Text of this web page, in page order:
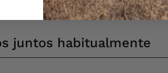
juntos habitualmente